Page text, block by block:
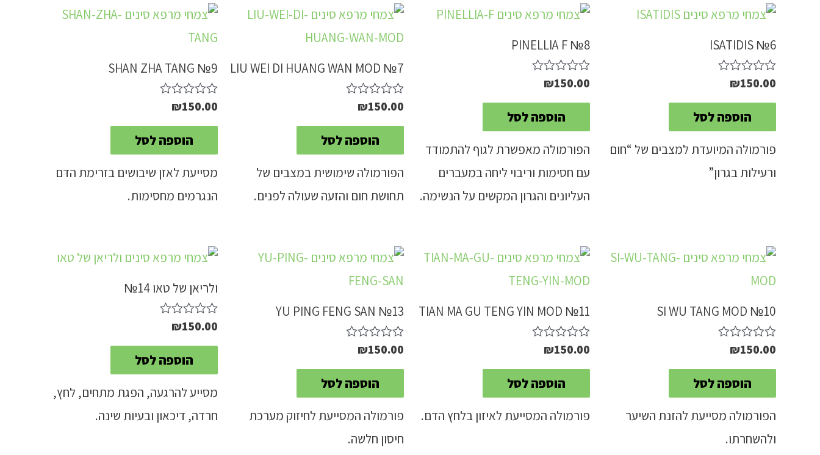
ISATIDIS №6
דורג
מתוך
₪150.00
הוספה לסל
פורמולה המיועדת למצבים של “חום
ורעילות בגרון”
PINELLIA F №8
דורג
מתוך
₪150.00
הוספה לסל
הפורמולה מאפשרת לגוף להתמודד
עם חסימות וריבוי ליחה במעברים
העליונים והגרון המקשים על הנשימה.
LIU WEI DI HUANG WAN MOD №7
דורג
מתוך
₪150.00
הוספה לסל
הפורמולה שימושית במצבים של
תחושת חום והזעה שעולה לפנים.
SHAN ZHA TANG №9
דורג
מתוך
₪150.00
הוספה לסל
מסייעת לאזן שיבושים בזרימת הדם
הנגרמים מחסימות.
SI WU TANG MOD №10
דורג
מתוך
₪150.00
הוספה לסל
הפורמולה מסייעת להזנת השיער
ולהשחרתו.
TIAN MA GU TENG YIN MOD №11
דורג
מתוך
₪150.00
הוספה לסל
פורמולה המסייעת לאיזון בלחץ הדם.
YU PING FENG SAN №13
דורג
מתוך
₪150.00
הוספה לסל
פורמולה המסייעת לחיזוק מערכת
חיסון חלשה.
ולריאן של טאו 14№
דורג
מתוך
₪150.00
הוספה לסל
מסייע להרגעה, הפגת מתחים, לחץ,
חרדה, דיכאון ובעיות שינה.